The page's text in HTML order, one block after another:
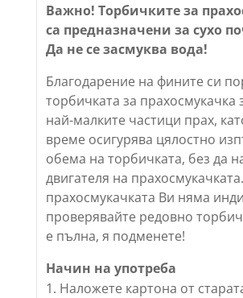
Важно! Торбичките за
са предназначени за сухо
Да не се засмуква вода!
Благодарение на фините си
торбичката за прахосмукачка
най-малките частици прах,
време осигурява цялостно
обема на торбичката, без да
двигателя на
прахосмукачката Ви няма
проверявайте редовно
е пълна, я подменете!
Начин на употреба
Наложете картона от